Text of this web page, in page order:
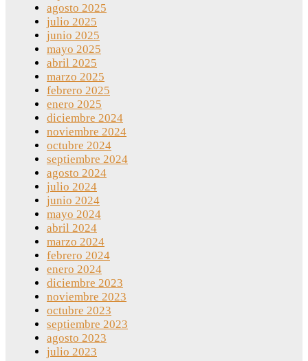
agosto 2025
julio 2025
junio 2025
mayo 2025
abril 2025
marzo 2025
febrero 2025
enero 2025
diciembre 2024
noviembre 2024
octubre 2024
septiembre 2024
agosto 2024
julio 2024
junio 2024
mayo 2024
abril 2024
marzo 2024
febrero 2024
enero 2024
diciembre 2023
noviembre 2023
octubre 2023
septiembre 2023
agosto 2023
julio 2023